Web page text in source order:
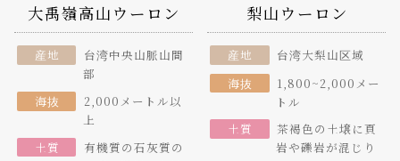
大禹嶺高山ウーロン
産地
台湾中央山脈山間
部
海抜
2,000メートル以
上
土質
有機質の石灰質の
梨山ウーロン
産地
台湾大梨山区域
海抜
1,800~2,000メー
トル
土質
茶褐色の土壌に頁
岩や礫岩が混じり